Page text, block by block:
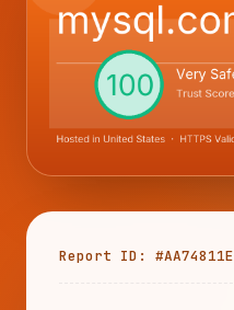
Report ID: #AA74811E